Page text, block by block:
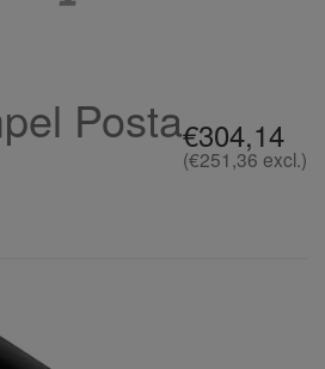
€304,14
(€251,36 excl.)
Posta